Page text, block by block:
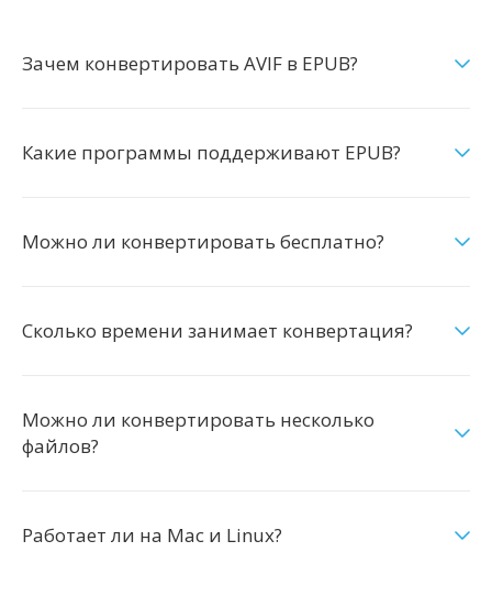
Зачем конвертировать AVIF в EPUB?
Какие программы поддерживают EPUB?
Можно ли конвертировать бесплатно?
Сколько времени занимает конвертация?
Можно ли конвертировать несколько
файлов?
Работает ли на Mac и Linux?